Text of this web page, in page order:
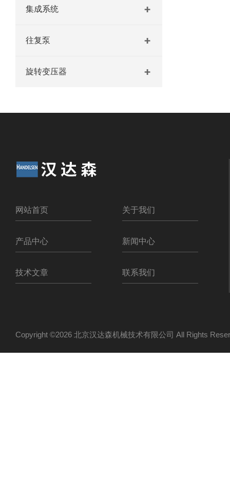
集成系统
往复泵
旋转变压器
网站首页 关于我们
产品中心 新闻中心
技术文章 联系我们
Copyright ©2026 北京汉达森机械技术有限公司 All Rights